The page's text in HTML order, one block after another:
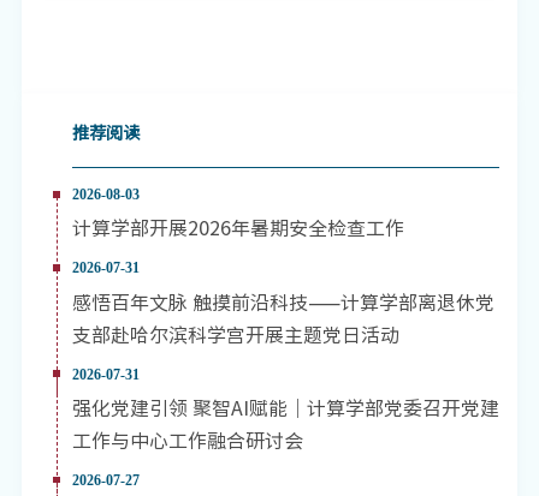
推荐阅读
2026-08-03
计算学部开展2026年暑期安全检查工作
2026-07-31
感悟百年文脉 触摸前沿科技——计算学部离退休党
支部赴哈尔滨科学宫开展主题党日活动
2026-07-31
强化党建引领 聚智AI赋能｜计算学部党委召开党建
工作与中心工作融合研讨会
2026-07-27